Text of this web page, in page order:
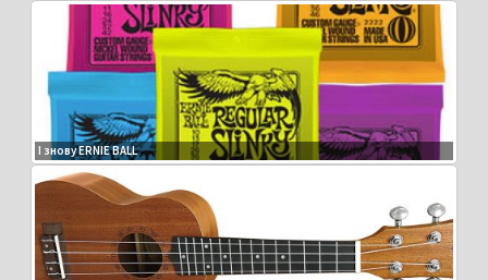
І знову ERNIE BALL